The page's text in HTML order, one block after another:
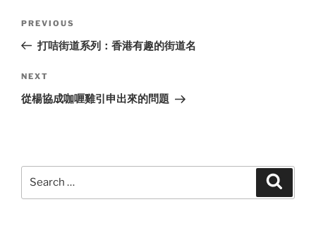
Previous
Post
PREVIOUS
打咭街道系列：香港有趣的街道名
Next
Post
NEXT
從楊協成咖喱雞引申出來的問題